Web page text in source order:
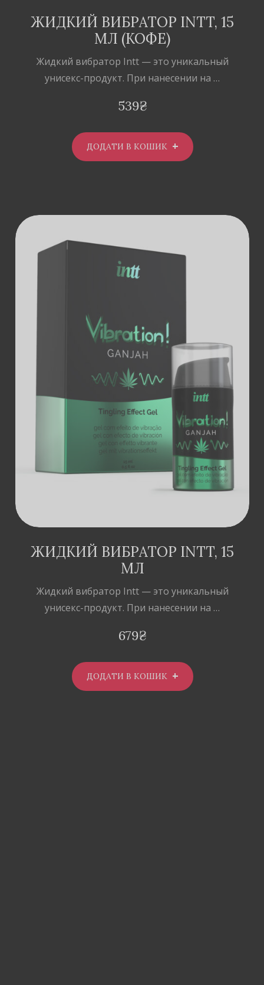
ЖИДКИЙ ВИБРАТОР INTT, 15
МЛ (КОФЕ)
Жидкий вибратор Intt — это уникальный
унисекс-продукт. При нанесении на …
539₴
ДОДАТИ В КОШИК
ДОДАТИ В
КОШИК
ЖИДКИЙ ВИБРАТОР INTT, 15
МЛ
Жидкий вибратор Intt — это уникальный
унисекс-продукт. При нанесении на …
679₴
ДОДАТИ В КОШИК